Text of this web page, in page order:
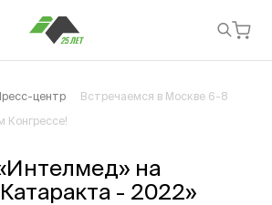
центр Встречаемся в Москве 6-8
Конгрессе!
на
- 2022»